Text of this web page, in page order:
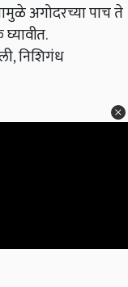
अगोदरच्या पाच ते
निशिगंध